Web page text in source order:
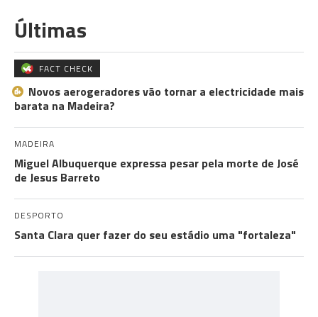
Últimas
FACT CHECK
Novos aerogeradores vão tornar a electricidade mais
barata na Madeira?
MADEIRA
Miguel Albuquerque expressa pesar pela morte de José
de Jesus Barreto
DESPORTO
Santa Clara quer fazer do seu estádio uma "fortaleza"